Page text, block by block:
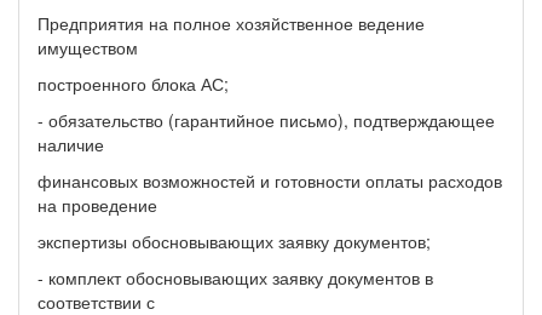
Предприятия на полное хозяйственное ведение
имуществом
построенного блока АС;
- обязательство (гарантийное письмо), подтверждающее
наличие
финансовых возможностей и готовности оплаты расходов
на проведение
экспертизы обосновывающих заявку документов;
- комплект обосновывающих заявку документов в
соответствии с